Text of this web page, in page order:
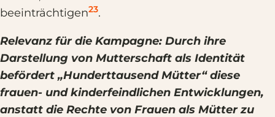
beeinträchtigen23.
Relevanz für die Kampagne: Durch ihre
Darstellung von Mutterschaft als Identität
befördert „Hunderttausend Mütter“ diese
frauen- und kinderfeindlichen Entwicklungen,
anstatt die Rechte von Frauen als Mütter zu